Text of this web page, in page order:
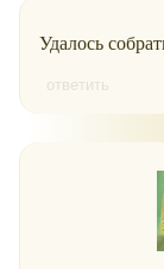
Удалось
ответить